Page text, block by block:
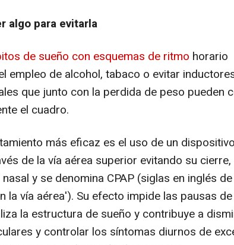
algo para evitarla
de sueño con esquemas de ritmo horario
empleo de alcohol, tabaco o evitar
que junto con la perdida de peso pueden
el cuadro.
más eficaz es el uso de un
de la vía aérea superior evitando su
y se denomina CPAP (siglas en inglés
la vía aérea'). Su efecto impide las pausas
la estructura de sueño y contribuye a
y controlar los síntomas diurnos de